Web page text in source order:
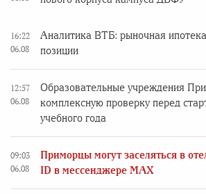
16:22
06.08
Аналитика ВТБ: рыночная
позиции
12:57
06.08
Образовательные учреждения
комплексную проверку перед
учебного года
09:03
06.08
Приморцы могут заселяться в
ID в мессенджере MAX